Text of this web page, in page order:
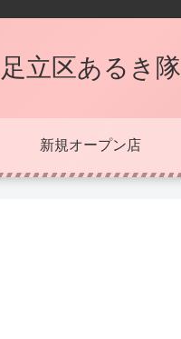
足立区あるき隊
新規オープン店